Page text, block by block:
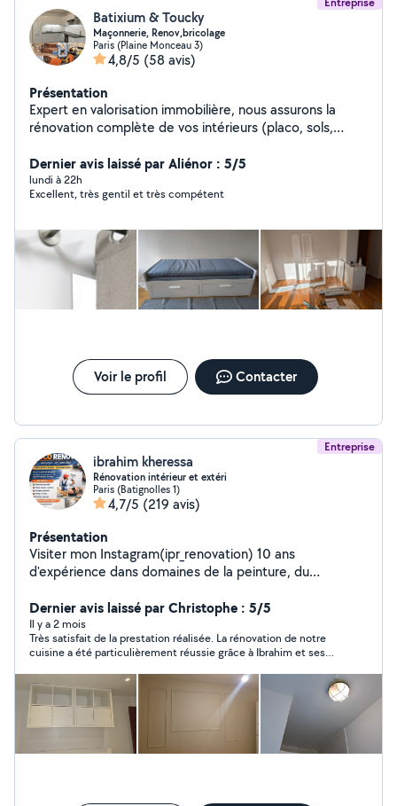
Batixium & Toucky
Maçonnerie, Renov,bricolage
Paris (Plaine Monceau 3)
4,8/5 (58 avis)
Présentation
Expert en valorisation immobilière, nous assurons la
rénovation complète de vos intérieurs (placo, sols,
multimédias) avec une précision d'artisan. J'offre
également un service de conciergerie clé en main
incluant l'entretien rigoureux de vos biens Airbnb pour
Dernier avis laissé par Aliénor : 5/5
lundi à 22h
Excellent, très gentil et très compétent
Voir le profil Contacter
Entreprise
ibrahim kheressa
Rénovation intérieur et extéri
Paris (Batignolles 1)
4,7/5 (219 avis)
Présentation
Visiter mon Instagram(ipr_renovation) 10 ans
d'expérience dans domaines de la peinture, du
services professionnels de haute qualité, adaptés aussi
bien aux particuliers qu'aux entreprises. Mon expertise
me permet de réaliser des travaux de rénovation, de
décoration intérieure et extérieure, tout en garantissant
des finitions impeccables et durables. Mon savoir-faire
couvre une large gamme de prestations, notamment:
Peinture intérieure: application de peinture sur murs,
plafonds, avec un souci constant du détail et des
finitions lisses. Revêtement mural et sol: pose de
de plâtrerie: préparation des surfaces, pose de plâtre,
Dernier avis laissé par Christophe : 5/5
Il y a 2 mois
Très satisfait de la prestation réalisée. La rénovation de notre
cuisine a été particulièrement réussie grâce à Ibrahim et ses
!)Travail soigné,equipe fiable,prestation de qualité. Je
recommande Ibrahim sans hésiter.